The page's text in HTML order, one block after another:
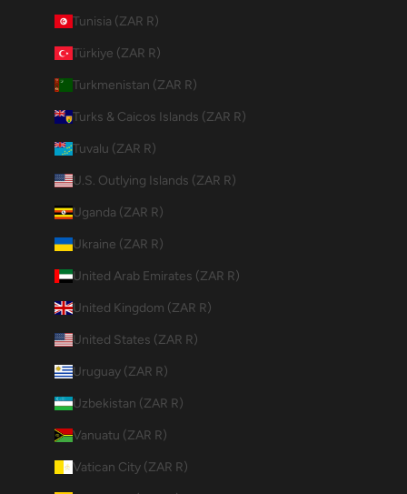
Tunisia (ZAR R)
Türkiye (ZAR R)
Turkmenistan (ZAR R)
Turks & Caicos Islands (ZAR R)
Tuvalu (ZAR R)
U.S. Outlying Islands (ZAR R)
Uganda (ZAR R)
Ukraine (ZAR R)
United Arab Emirates (ZAR R)
United Kingdom (ZAR R)
United States (ZAR R)
Uruguay (ZAR R)
Uzbekistan (ZAR R)
Vanuatu (ZAR R)
Vatican City (ZAR R)